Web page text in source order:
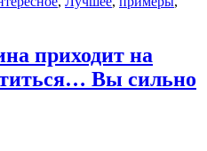
приходит на
Вы сильно